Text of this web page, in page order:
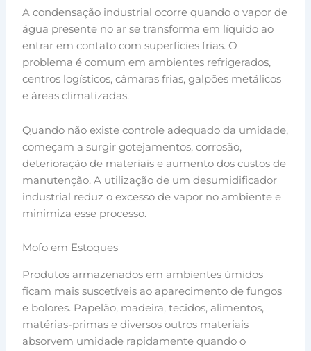
A condensação industrial ocorre quando o vapor de
água presente no ar se transforma em líquido ao
entrar em contato com superfícies frias. O
problema é comum em ambientes refrigerados,
centros logísticos, câmaras frias, galpões metálicos
e áreas climatizadas.
Quando não existe controle adequado da umidade,
começam a surgir gotejamentos, corrosão,
deterioração de materiais e aumento dos custos de
manutenção. A utilização de um desumidificador
industrial reduz o excesso de vapor no ambiente e
minimiza esse processo.
Mofo em Estoques
Produtos armazenados em ambientes úmidos
ficam mais suscetíveis ao aparecimento de fungos
e bolores. Papelão, madeira, tecidos, alimentos,
matérias-primas e diversos outros materiais
absorvem umidade rapidamente quando o